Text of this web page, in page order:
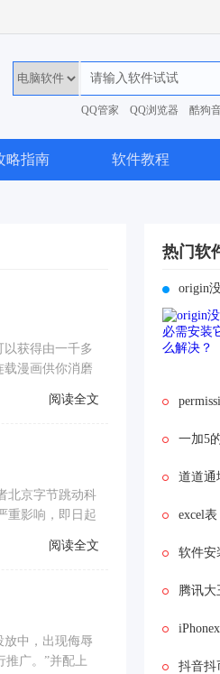
QQ管家 QQ浏览器 酷狗
略指南 软件教程
获得由一千多
漫画供你消磨
阅读全文
北京字节跳动科
重影响，即日起
阅读全文
中，出现侮辱
推广。”并配上
热门软
origin没
一加5
道道通
excel
软件安
腾讯大
抖音抖